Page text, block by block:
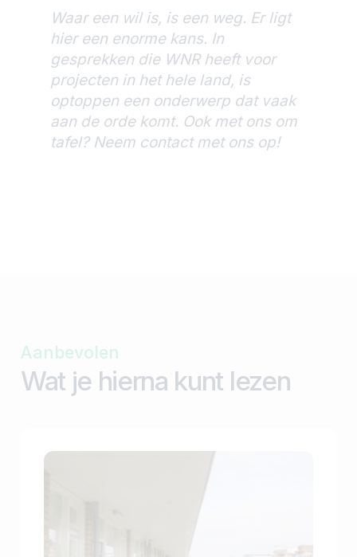
Waar een wil is, is een weg. Er ligt
hier een enorme kans. In
gesprekken die WNR heeft voor
projecten in het hele land, is
optoppen een onderwerp dat vaak
aan de orde komt. Ook met ons om
tafel? Neem contact met ons op!
Aanbevolen
Wat je hierna kunt lezen